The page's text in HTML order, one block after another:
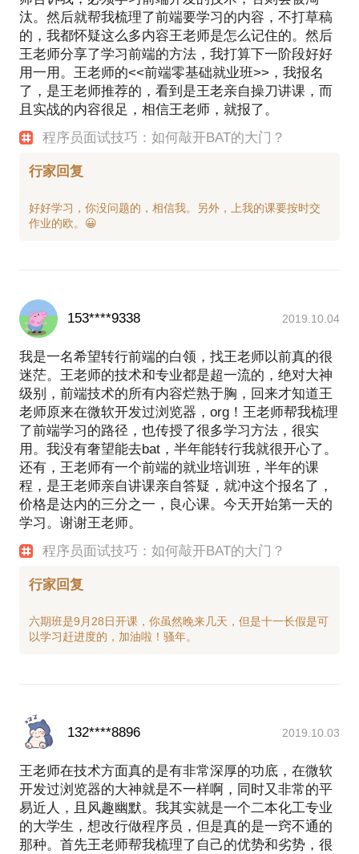
汰。然后就帮我梳理了前端要学习的内容，不打草稿
的，我都怀疑这么多内容王老师是怎么记住的。然后
王老师分享了学习前端的方法，我打算下一阶段好好
用一用。王老师的<<前端零基础就业班>>，我报名
了，是王老师推荐的，看到是王老亲自操刀讲课，而
且实战的内容很足，相信王老师，就报了。
程序员面试技巧：如何敲开BAT的大门？
行家回复
好好学习，你没问题的，相信我。另外，上我的课要按时交
153****9338 2019.10.04
我是一名希望转行前端的白领，找王老师以前真的很
迷茫。王老师的技术和专业都是超一流的，绝对大神
级别，前端技术的所有内容烂熟于胸，回来才知道王
老师原来在微软开发过浏览器，org！王老师帮我梳理
了前端学习的路径，也传授了很多学习方法，很实
用。我没有奢望能去bat，半年能转行我就很开心了。
还有，王老师有一个前端的就业培训班，半年的课
程，是王老师亲自讲课亲自答疑，就冲这个报名了，
价格是达内的三分之一，良心课。今天开始第一天的
学习。谢谢王老师。
程序员面试技巧：如何敲开BAT的大门？
行家回复
六期班是9月28日开课，你虽然晚来几天，但是十一长假是可
132****8896 2019.10.03
王老师在技术方面真的是有非常深厚的功底，在微软
开发过浏览器的大神就是不一样啊，同时又非常的平
易近人，且风趣幽默。我其实就是一个二本化工专业
的大学生，想改行做程序员，但是真的是一窍不通的
那种。首先王老师帮我梳理了自己的优势和劣势，很